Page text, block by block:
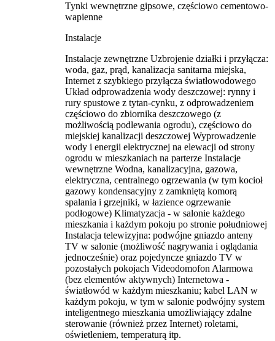
Tynki wewnętrzne gipsowe, częściowo cementowo-
wapienne
Instalacje
Instalacje zewnętrzne Uzbrojenie działki i przyłącza:
woda, gaz, prąd, kanalizacja sanitarna miejska,
Internet z szybkiego przyłącza światłowodowego
Układ odprowadzenia wody deszczowej: rynny i
rury spustowe z tytan-cynku, z odprowadzeniem
częściowo do zbiornika deszczowego (z
możliwością podlewania ogrodu), częściowo do
miejskiej kanalizacji deszczowej Wyprowadzenie
wody i energii elektrycznej na elewacji od strony
ogrodu w mieszkaniach na parterze Instalacje
wewnętrzne Wodna, kanalizacyjna, gazowa,
elektryczna, centralnego ogrzewania (w tym kocioł
gazowy kondensacyjny z zamkniętą komorą
spalania i grzejniki, w łazience ogrzewanie
podłogowe) Klimatyzacja - w salonie każdego
mieszkania i każdym pokoju po stronie południowej
Instalacja telewizyjna: podwójne gniazdo anteny
TV w salonie (możliwość nagrywania i oglądania
jednocześnie) oraz pojedyncze gniazdo TV w
pozostałych pokojach Videodomofon Alarmowa
(bez elementów aktywnych) Internetowa -
światłowód w każdym mieszkaniu; kabel LAN w
każdym pokoju, w tym w salonie podwójny system
inteligentnego mieszkania umożliwiający zdalne
sterowanie (również przez Internet) roletami,
oświetleniem, temperaturą itp.